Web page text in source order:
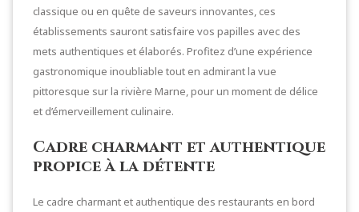
classique ou en quête de saveurs innovantes, ces
établissements sauront satisfaire vos papilles avec des
mets authentiques et élaborés. Profitez d’une expérience
gastronomique inoubliable tout en admirant la vue
pittoresque sur la rivière Marne, pour un moment de délice
et d’émerveillement culinaire.
Cadre charmant et authentique
propice à la détente
Le cadre charmant et authentique des restaurants en bord